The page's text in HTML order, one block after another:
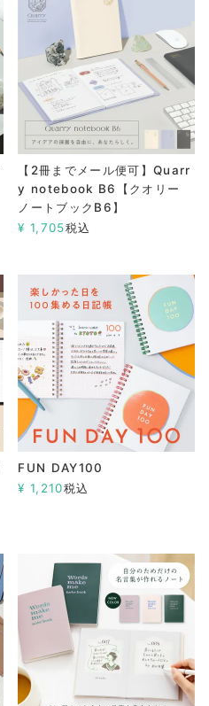
【2冊までメール便可】Quarr
y notebook B6【クオリー
ノートブックB6】
¥ 1,705税込
FUN DAY100
¥ 1,210税込